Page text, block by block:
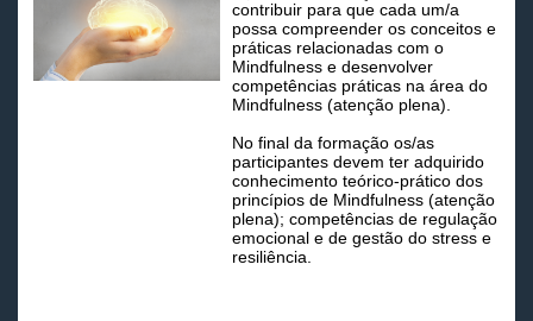
contribuir para que cada um/a
possa compreender os conceitos e
práticas relacionadas com o
Mindfulness e desenvolver
competências práticas na área do
Mindfulness (atenção plena).
No final da formação os/as
participantes devem ter adquirido
conhecimento teórico-prático dos
princípios de Mindfulness (atenção
plena); competências de regulação
emocional e de gestão do stress e
resiliência.